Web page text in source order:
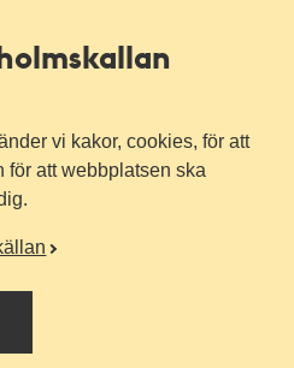
vi kakor, cookies, för att
för att webbplatsen ska